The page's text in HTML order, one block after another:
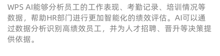
WPS AI能够分析员工的工作表现、考勤记录、培训情况等
数据，帮助HR部门进行更加智能化的绩效评估。AI可以通
过数据分析识别高绩效员工，并为人才招聘、晋升等决策提
供依据。